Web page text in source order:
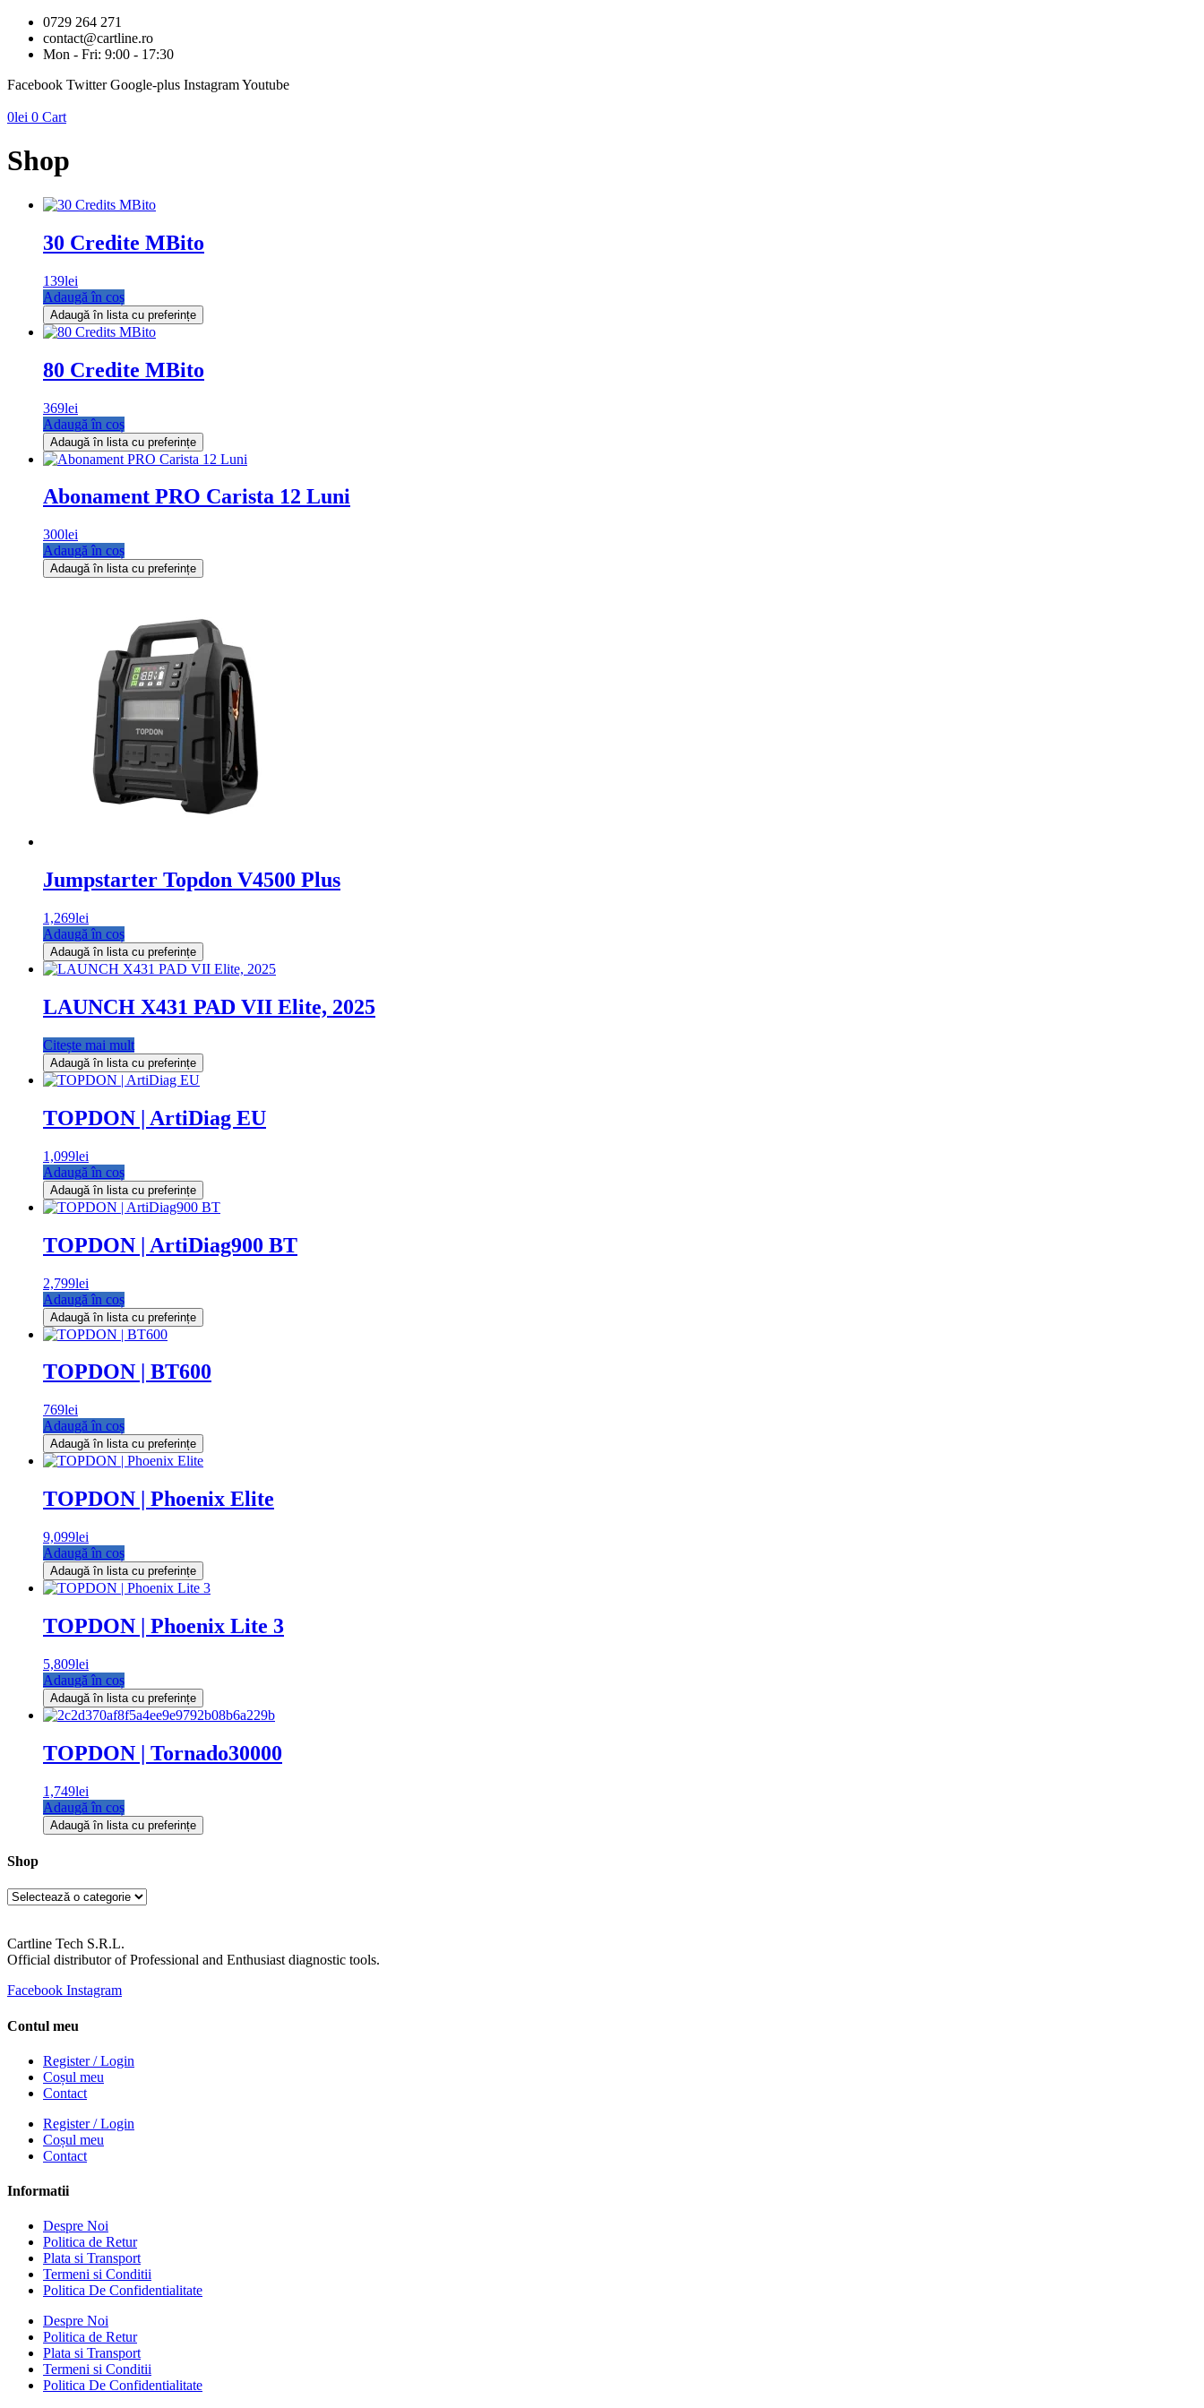
0729 264 271
contact@cartline.ro
Mon - Fri: 9:00 - 17:30
Facebook Twitter Google-plus InstagramYoutube
0lei 0 Cart
Shop
30 Credite MBito
139lei
Adaugă în coș
Adaugă în lista cu preferințe
80 Credite MBito
369lei
Adaugă în coș
Adaugă în lista cu preferințe
Abonament PRO Carista 12 Luni
300lei
Adaugă în coș
Adaugă în lista cu preferințe
Jumpstarter Topdon V4500 Plus
1,269lei
Adaugă în coș
Adaugă în lista cu preferințe
LAUNCH X431 PAD VII Elite, 2025
Citește mai mult
Adaugă în lista cu preferințe
TOPDON | ArtiDiag EU
1,099lei
Adaugă în coș
Adaugă în lista cu preferințe
TOPDON | ArtiDiag900 BT
2,799lei
Adaugă în coș
Adaugă în lista cu preferințe
TOPDON | BT600
769lei
Adaugă în coș
Adaugă în lista cu preferințe
TOPDON | Phoenix Elite
9,099lei
Adaugă în coș
Adaugă în lista cu preferințe
TOPDON | Phoenix Lite 3
5,809lei
Adaugă în coș
Adaugă în lista cu preferințe
TOPDON | Tornado30000
1,749lei
Adaugă în coș
Adaugă în lista cu preferințe
Shop
Cartline Tech S.R.L.
Official distributor of Professional and Enthusiast diagnostic tools.
Facebook Instagram
Contul meu
Register / Login
Coșul meu
Contact
Register / Login
Coșul meu
Contact
Informatii
Despre Noi
Politica de Retur
Plata si Transport
Termeni si Conditii
Politica De Confidentialitate
Despre Noi
Politica de Retur
Plata si Transport
Termeni si Conditii
Politica De Confidentialitate